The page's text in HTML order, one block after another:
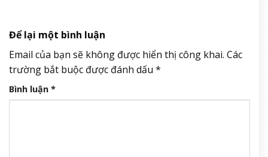
Để lại một bình luận
Email của bạn sẽ không được hiển thị công khai. Các
trường bắt buộc được đánh dấu *
Bình luận *